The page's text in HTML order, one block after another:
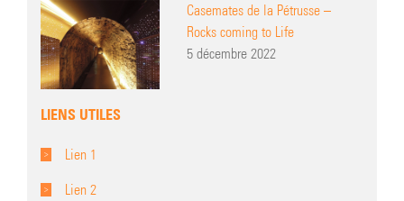
Casemates de la Pétrusse –
Rocks coming to Life
5 décembre 2022
LIENS UTILES
Lien 1
Lien 2